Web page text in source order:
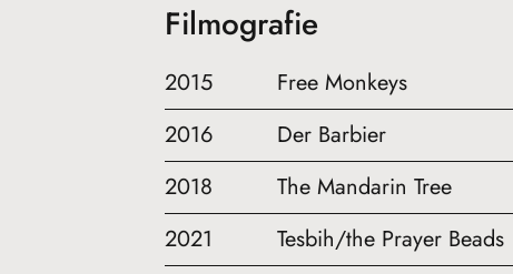
Filmografie
2015 Free Monkeys
2016
Der Barbier
2018
The Mandarin Tree
2021
Tesbih/the Prayer Beads